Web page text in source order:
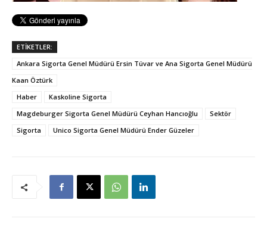
ETİKETLER:
Ankara Sigorta Genel Müdürü Ersin Tüvar ve Ana Sigorta Genel Müdürü
Kaan Öztürk
Haber
Kaskoline Sigorta
Magdeburger Sigorta Genel Müdürü Ceyhan Hancıoğlu
Sektör
Sigorta
Unico Sigorta Genel Müdürü Ender Güzeler